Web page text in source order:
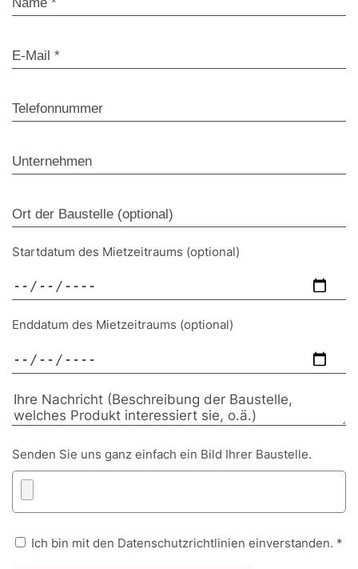
Startdatum des Mietzeitraums (optional)
Enddatum des Mietzeitraums (optional)
Senden Sie uns ganz einfach ein Bild Ihrer Baustelle.
Ich bin mit den Datenschutzrichtlinien einverstanden. *